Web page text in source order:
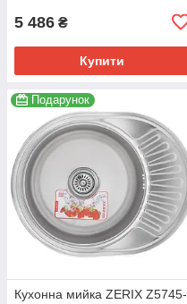
5 486 ₴
Купити
Подарунок
Кухонна мийка ZERIX Z5745-